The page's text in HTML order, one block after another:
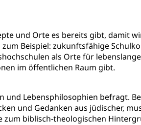
und Orte es bereits gibt, damit
Beispiel: zukunftsfähige
als Orte für
im öffentlichen Raum gibt.
und Lebensphilosophien befragt.
und Gedanken aus jüdischer,
zum biblisch-theologischen